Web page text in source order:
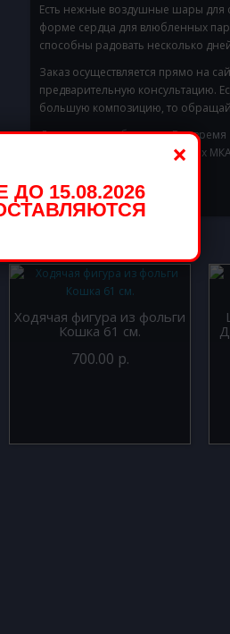
Есть нежные воздушные шары для
форме сердца для влюбленных
способны радовать несколько
Заказ осуществляется прямо на
предварительную консультацию.
большую композицию, то
Доставим в удобное для Вас время
Стоимость доставки в пределах
Ходячая фигура из фольги
Кошка 61 см.
700.00 р.
×
15.08.2026